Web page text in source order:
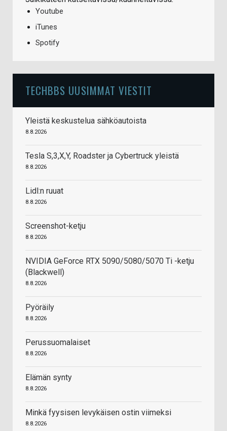
Youtube
iTunes
Spotify
TECHBBS UUSIMMAT VIESTIT
Yleistä keskustelua sähköautoista
8.8.2026
Tesla S,3,X,Y, Roadster ja Cybertruck yleistä
8.8.2026
Lidl:n ruuat
8.8.2026
Screenshot-ketju
8.8.2026
NVIDIA GeForce RTX 5090/5080/5070 Ti -ketju
(Blackwell)
8.8.2026
Pyöräily
8.8.2026
Perussuomalaiset
8.8.2026
Elämän synty
8.8.2026
Minkä fyysisen levykäisen ostin viimeksi
8.8.2026